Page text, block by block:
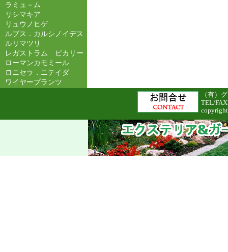
ラミュ－ム
リシマキア
リュウノヒゲ
ルブス．カルシノイデス
ルリマツリ
レガストラム ビカリー
ローマンカモミール
ロニセラ．ニテイダ
ワイヤープランツ
（有）
TEL/
copyright